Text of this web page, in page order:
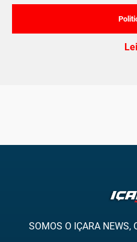
SOMOS O IÇARA NEWS,